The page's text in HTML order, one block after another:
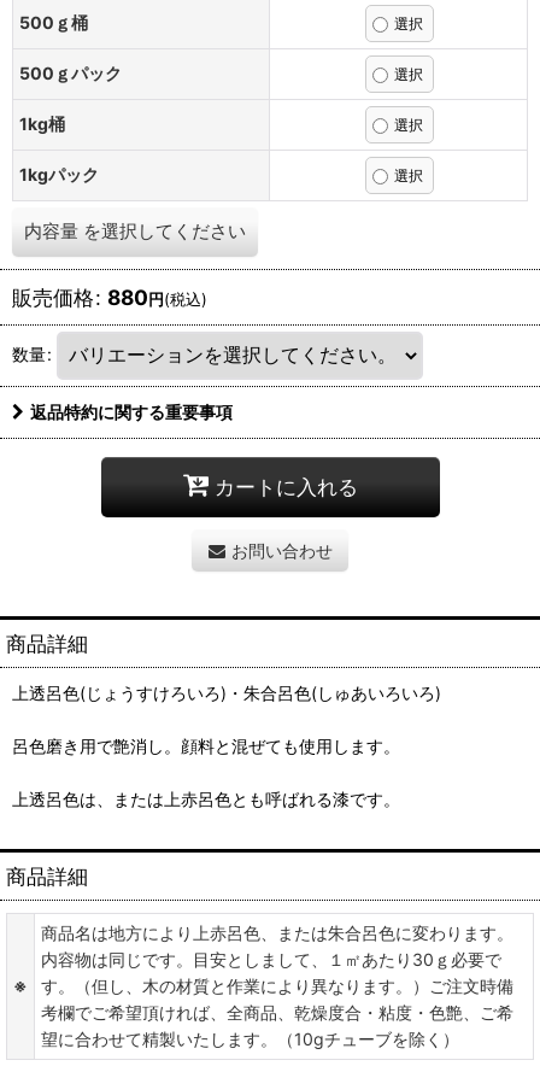
500ｇ桶
500ｇパック
1kg桶
1kgパック
内容量 を選択してください
販売価格: 880円(税込)
数量:
返品特約に関する重要事項
カートに入れる
お問い合わせ
商品詳細
上透呂色(じょうすけろいろ)・朱合呂色(しゅあいろいろ)
呂色磨き用で艶消し。顔料と混ぜても使用します。
上透呂色は、または上赤呂色とも呼ばれる漆です。
商品詳細
※
商品名は地方により上赤呂色、または朱合呂色に変わります。
内容物は同じです。目安としまして、１㎡あたり30ｇ必要で
す。（但し、木の材質と作業により異なります。）ご注文時備
考欄でご希望頂ければ、全商品、乾燥度合・粘度・色艶、ご希
望に合わせて精製いたします。（10gチューブを除く）